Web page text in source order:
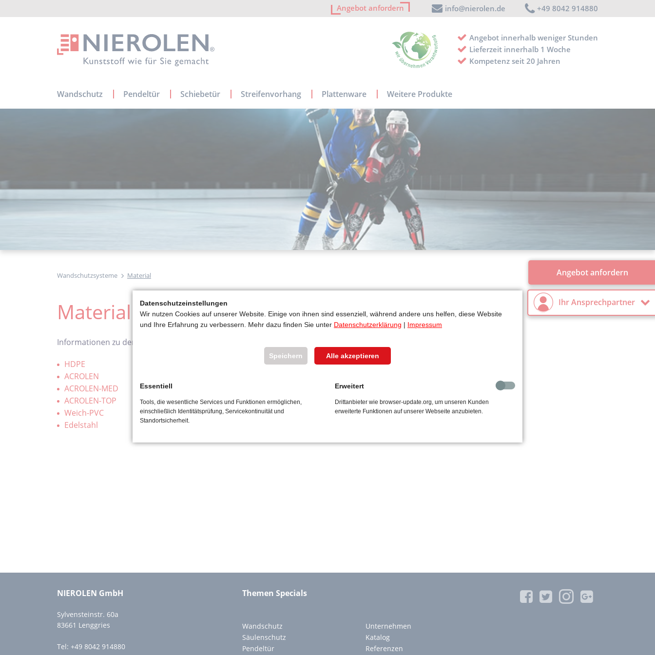
Angebot anfordern
Ihr Ansprechpartner
info@nierolen.de +49 8042 914880
Angebot anfordern
Angebot innerhalb weniger Stunden
Lieferzeit innerhalb 1 Woche
Kompetenz seit 20 Jahren
überspringen
Wandschutz Pendeltür Schiebetür Streifenvorhang Plattenware Weitere Produkte
Wandschutzsysteme Material
Material
Informationen zu den von uns verwendeten Materialien:
HDPE
ACROLEN
ACROLEN-MED
ACROLEN-TOP
Weich-PVC
Edelstahl
NIEROLEN GmbH
Sylvensteinstr. 60a
83661 Lenggries
Tel: +49 8042 914880
Themen Specials
Wandschutz
Säulenschutz
Pendeltür
Unternehmen
Katalog
Referenzen
Datenschutzeinstellungen
Wir nutzen Cookies auf unserer Website. Einige von ihnen sind essenziell, während andere uns helfen, diese Website
und Ihre Erfahrung zu verbessern. Mehr dazu finden Sie unter Datenschutzerklärung | Impressum
Speichern Alle akzeptieren
Essentiell
Tools, die wesentliche Services und Funktionen ermöglichen,
einschließlich Identitätsprüfung, Servicekontinuität und
Standortsicherheit.
Erweitert
Drittanbieter wie browser-update.org, um unseren Kunden
erweiterte Funktionen auf unserer Webseite anzubieten.